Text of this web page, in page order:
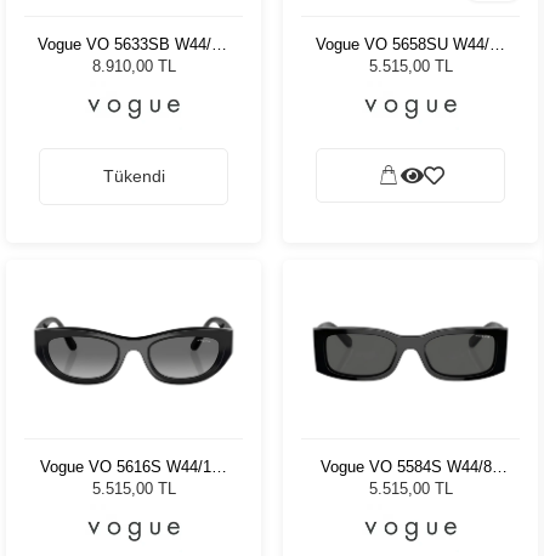
Vogue VO 5633SB W44/8S
56 Kadın Güneş Gözlüğü
8.910,00 TL
Tükendi
Vogue VO 5658SU W44/87
53 Kadın Güneş Gözlüğü
5.515,00 TL
Vogue VO 5616S W44/11 -
51 Kadın Güneş Gözlüğü
5.515,00 TL
Vogue VO 5584S W44/87
53 Kadın Güneş Gözlüğü
5.515,00 TL